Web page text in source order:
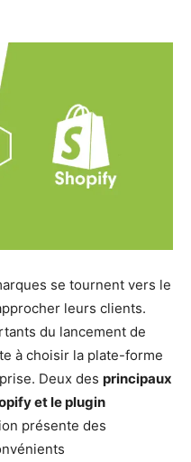
se tournent vers le
leurs clients.
du lancement de
à choisir la plate-forme
Deux des principaux
et le plugin
présente des